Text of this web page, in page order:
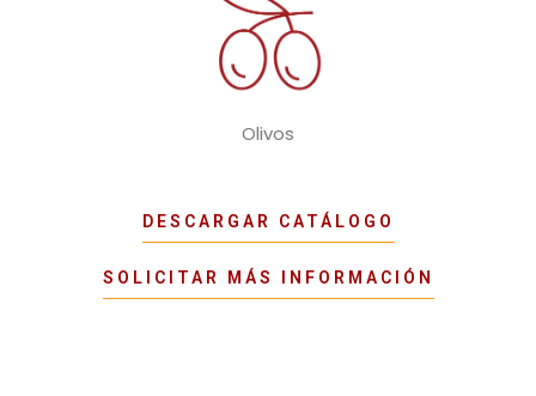
Olivos
DESCARGAR CATÁLOGO
SOLICITAR MÁS INFORMACIÓN